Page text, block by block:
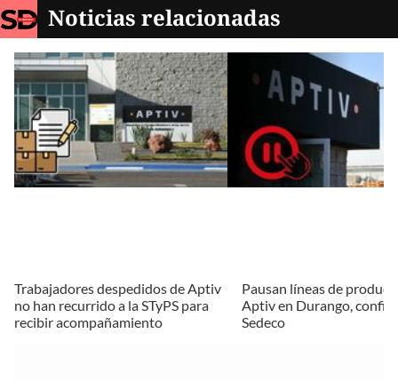
Noticias relacionadas
Trabajadores despedidos de Aptiv
no han recurrido a la STyPS para
recibir acompañamiento
Pausan líneas de
Aptiv en Durango,
Sedeco